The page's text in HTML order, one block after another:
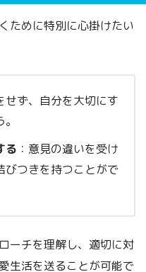
ために特別に心掛けたい
せず、自分を大切にす
る ：意見の違いを受け
びつきを持つことがで
ーチを理解し、適切に対
生活を送ることが可能で